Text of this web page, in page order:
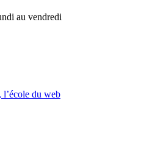
au vendredi
du web